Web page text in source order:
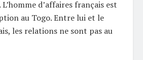
. L’homme d’affaires français est
au Togo. Entre lui et le
les relations ne sont pas au